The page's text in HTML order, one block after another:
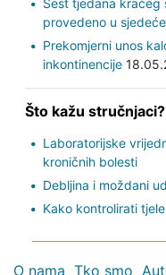
provedeno u
Prekomjerni unos
inkontinencije
Što kažu stručnjaci?
Laboratorijske
kroničnih bolesti
Debljina i moždani
Kako kontrolirati
O nama Tko smo